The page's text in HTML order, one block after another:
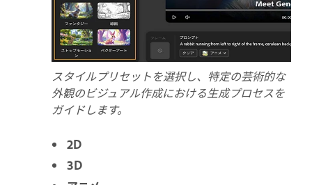
スタイルプリセットを選択し、特定の芸術的な
外観のビジュアル作成における生成プロセスを
ガイドします。
2D
3D